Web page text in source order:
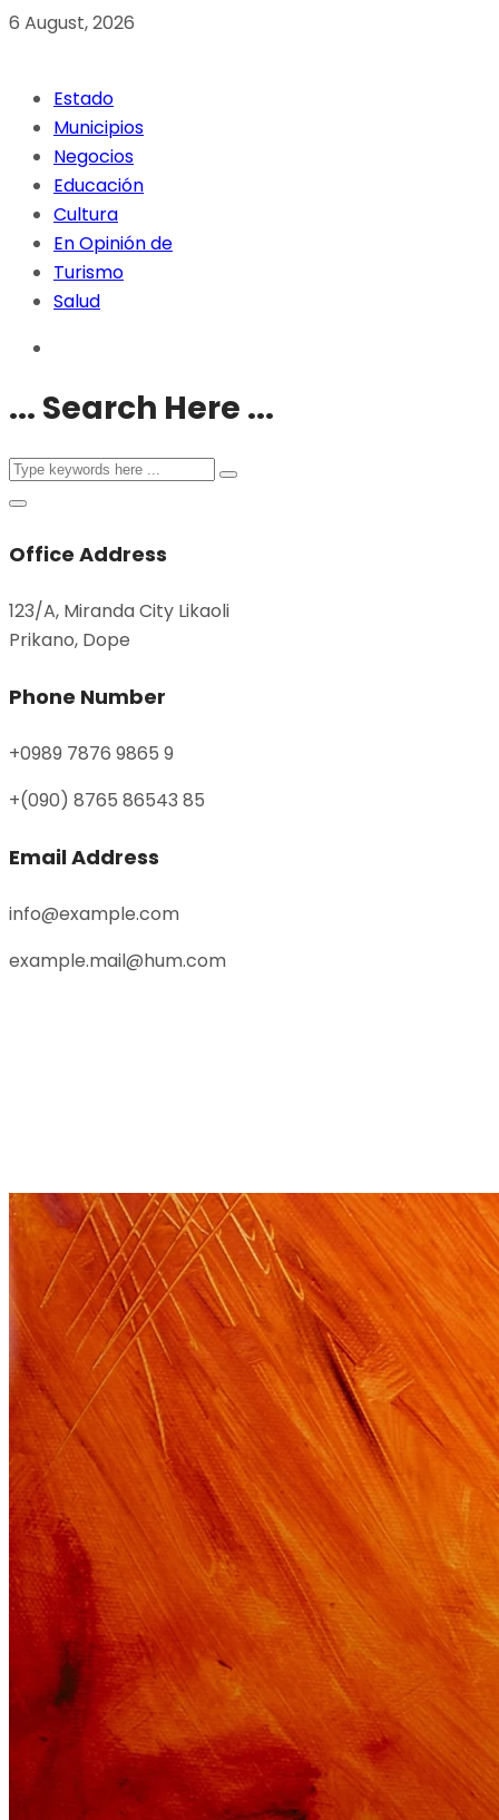
6 August, 2026
Estado
Municipios
Negocios
Educación
Cultura
En Opinión de
Turismo
Salud
... Search Here ...
Office Address
123/A, Miranda City Likaoli
Prikano, Dope
Phone Number
+0989 7876 9865 9
+(090) 8765 86543 85
Email Address
info@example.com
example.mail@hum.com